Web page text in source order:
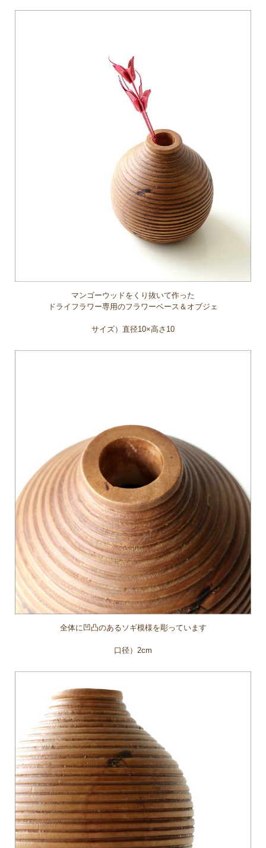
マンゴーウッドをくり抜いて作った
ドライフラワー専用のフラワーベース＆オブジェ
サイズ）直径10×高さ10
全体に凹凸のあるソギ模様を彫っています
口径）2cm